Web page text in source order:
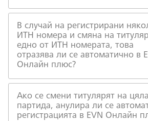
В случай на регистрирани
ИТН номера и смяна на
едно от ИТН номерата, това
отразява ли се автоматично в
Онлайн плюс?
Ако се смени титулярят на
партида, анулира ли се
регистрацията в EVN Онлайн